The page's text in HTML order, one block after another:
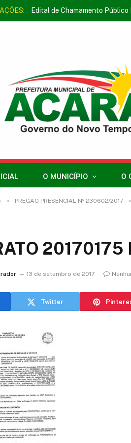
Edital de Chamamento
O MUNICÍPIO O
» PREGÃO PRESENCIAL Nº 230602/2017 »
20170175
13 de setembro de 2017
Twitter